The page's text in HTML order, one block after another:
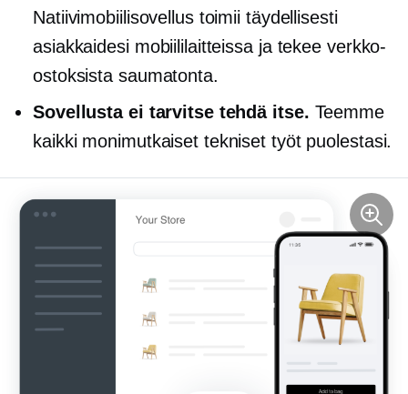
Natiivimobiilisovellus toimii täydellisesti
asiakkaidesi mobiililaitteissa ja tekee verkko-
ostoksista saumatonta.
Sovellusta ei tarvitse tehdä itse. Teemme
kaikki monimutkaiset tekniset työt puolestasi.